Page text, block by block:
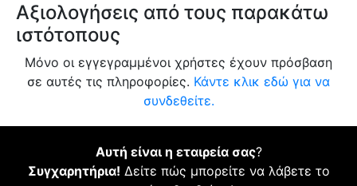
Αξιολογήσεις από τους παρακάτω
ιστότοπους
Μόνο οι εγγεγραμμένοι χρήστες έχουν πρόσβαση
σε αυτές τις πληροφορίες. Κάντε κλικ εδώ για να
συνδεθείτε.
Αυτή είναι η εταιρεία σας?
Συγχαρητήρια! Δείτε πώς μπορείτε να λάβετε το